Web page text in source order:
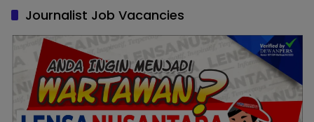
Journalist Job Vacancies